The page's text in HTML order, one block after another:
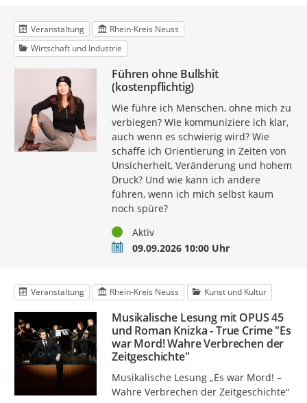
Veranstaltung
Rhein-Kreis Neuss
Wirtschaft und Industrie
Führen ohne Bullshit
(kostenpflichtig)
Wie führe ich Menschen, ohne mich zu
verbiegen? Wie kommuniziere ich klar,
auch wenn es schwierig wird? Wie
schaffe ich Orientierung in Zeiten von
Unsicherheit, Veränderung und hohem
Druck? Und wie kann ich andere
führen, wenn ich mich selbst kaum
noch spüre?
StatusAktiv
Termin09.09.2026 10:00 Uhr
Veranstaltung Rhein-Kreis Neuss Kunst und Kultur
Musikalische Lesung mit OPUS 45
und Roman Knizka - True Crime "Es
war Mord! Wahre Verbrechen der
Zeitgeschichte"
Musikalische Lesung „Es war Mord! –
Wahre Verbrechen der Zeitgeschichte“